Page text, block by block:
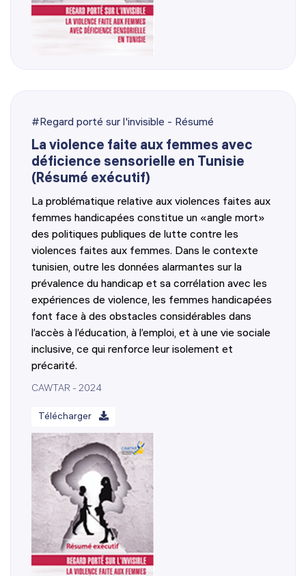
#Regard porté sur l'invisible - Résumé
La violence faite aux femmes avec
déficience sensorielle en Tunisie
(Résumé exécutif)
La problématique relative aux violences faites aux
femmes handicapées constitue un «angle mort»
des politiques publiques de lutte contre les
violences faites aux femmes. Dans le contexte
tunisien, outre les données alarmantes sur la
prévalence du handicap et sa corrélation avec les
expériences de violence, les femmes handicapées
font face à des obstacles considérables dans
l’accès à l’éducation, à l’emploi, et à une vie sociale
inclusive, ce qui renforce leur isolement et
précarité.
CAWTAR - 2024
Télécharger